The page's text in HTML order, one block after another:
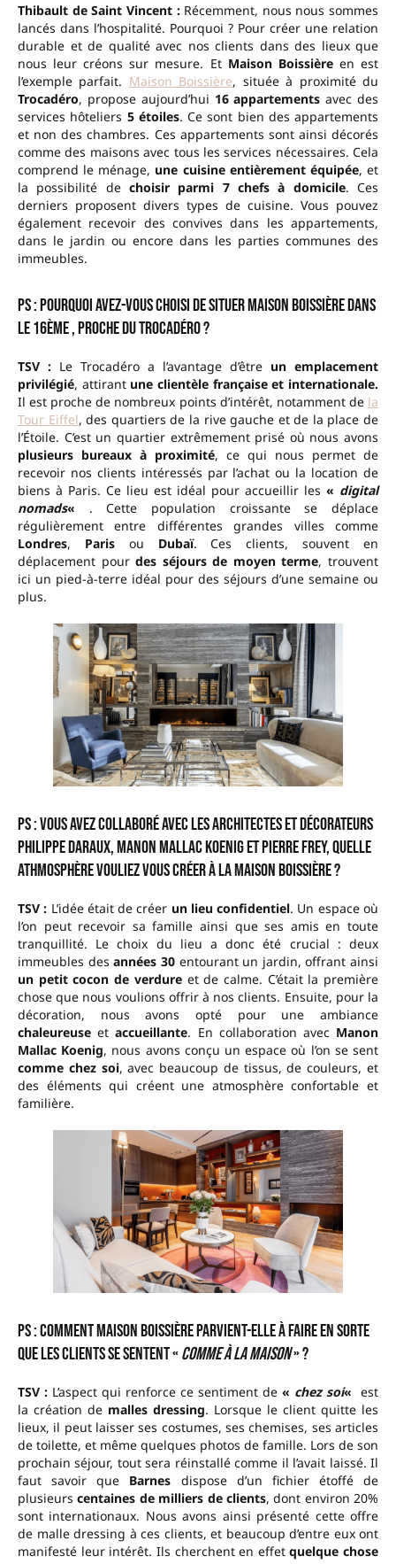
Thibault de Saint Vincent : Récemment, nous nous sommes
lancés dans l’hospitalité. Pourquoi ? Pour créer une relation
durable et de qualité avec nos clients dans des lieux que
nous leur créons sur mesure. Et Maison Boissièreen est
l’exemple parfait. Maison Boissière, située à proximité du
Trocadéro, propose aujourd’hui 16 appartements avec des
services hôteliers 5 étoiles. Ce sont bien des appartements
et non des chambres. Ces appartements sont ainsi décorés
comme des maisons avec tous les services nécessaires. Cela
comprend le ménage, une cuisine entièrement équipée, et
la possibilité dechoisir parmi 7 chefs à domicile. Ces
derniers proposent divers types de cuisine. Vous pouvez
également recevoir des convives dans les appartements,
dans le jardin ou encore dans les parties communes des
immeubles.
PS : Pourquoi avez-vous choisi de situer Maison Boissière dans
le 16ème , proche du Trocadéro ?
TSV : Le Trocadéro a l’avantage d’être un emplacement
privilégié, attirant une clientèle française et internationale.
Il est proche de nombreux points d’intérêt, notamment de la
Tour Eiffel, des quartiers de la rive gauche et de la place de
l’Étoile. C’est un quartier extrêmement prisé où nous avons
plusieurs bureaux à proximité, ce qui nous permet de
recevoir nos clients intéressés par l’achat ou la location de
biens à Paris. Ce lieu est idéal pour accueillir les « digital
nomads« . Cette population croissante se déplace
régulièrement entre différentes grandes villes comme
Londres, Parisou Dubaï. Ces clients, souvent en
déplacement pourdes séjours de moyen terme, trouvent
ici un pied-à-terre idéal pour des séjours d’une semaine ou
plus.
PS : Vous avez collaboré avec les architectes et décorateurs
Philippe Daraux, Manon Mallac Koenig et Pierre Frey, quelle
athmosphère vouliez vous créer à la Maison Boissière ?
TSV : L’idée était de créer un lieu confidentiel. Un espace où
l’on peut recevoir sa famille ainsi que ses amis en toute
tranquillité. Le choix du lieu a donc été crucial : deux
immeubles desannées 30entourant un jardin, offrant ainsi
un petit cocon de verdureet de calme. C’était la première
chose que nous voulions offrir à nos clients. Ensuite, pour la
décoration, nous avons opté pour une ambiance
chaleureuse etaccueillante. En collaboration avec Manon
Mallac Koenig, nous avons conçu un espace où l’on se sent
comme chez soi, avec beaucoup de tissus, de couleurs, et
des éléments qui créent une atmosphère confortable et
familière.
PS : Comment Maison Boissière parvient-elle à faire en sorte
que les clients se sentent «comme à la maison» ?
TSV : L’aspect qui renforce ce sentiment de « chez soi« est
la création de malles dressing. Lorsque le client quitte les
lieux, il peut laisser ses costumes, ses chemises, ses articles
de toilette, et même quelques photos de famille. Lors de son
prochain séjour, tout sera réinstallé comme il l’avait laissé. Il
faut savoir que Barnes dispose d’un fichier étoffé de
plusieurscentaines de milliers de clients, dont environ 20%
sont internationaux. Nous avons ainsi présenté cette offre
de malle dressing à ces clients, et beaucoup d’entre eux ont
manifesté leur intérêt. Ils cherchent en effetquelque chose